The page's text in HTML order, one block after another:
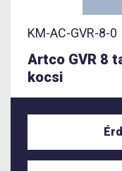
KM-AC-GVR-8-0
Artco GVR 8
kocsi